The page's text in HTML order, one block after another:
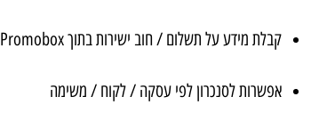
קבלת מידע על תשלום / חוב ישירות בתוך Promobox
אפשרות לסנכרון לפי עסקה / לקוח / משימה